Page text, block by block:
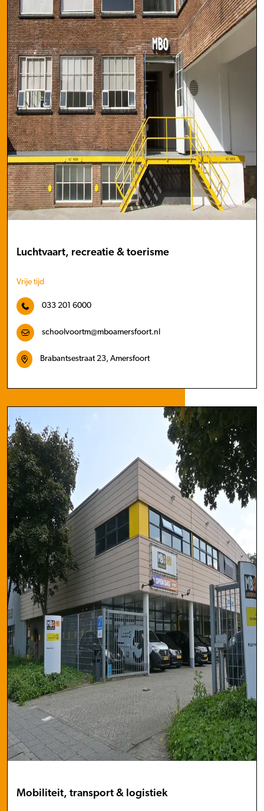
Luchtvaart, recreatie & toerisme
Vrije tijd
033 201 6000
schoolvoortm@mboamersfoort.nl
Brabantsestraat 23, Amersfoort
Mobiliteit, transport & logistiek